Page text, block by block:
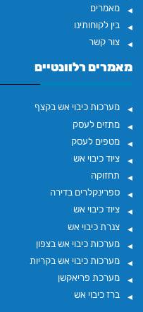
מאמרים
בין לקוחותינו
צור קשר
מאמרים רלוונטיים
מערכות כיבוי אש בקצף
מתזים לעסק
מטפים לעסק
ציוד כיבוי אש
תחזוקה
ספרינקלרים בדירה
ציוד כיבוי אש
צנרת כיבוי אש
מערכות כיבוי אש בצפון
מערכות כיבוי אש בקריות
מערכת פריאקשן
ברז כיבוי אש